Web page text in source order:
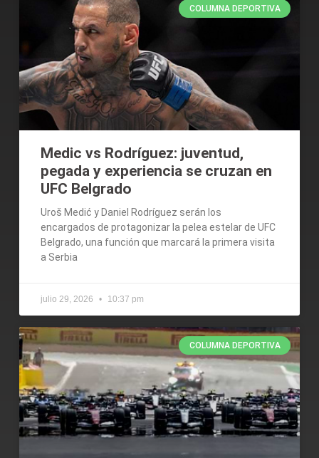
COLUMNA DEPORTIVA
Medic vs Rodríguez: juventud,
pegada y experiencia se cruzan en
UFC Belgrado
Uroš Medić y Daniel Rodríguez serán los
encargados de protagonizar la pelea estelar de UFC
Belgrado, una función que marcará la primera visita
a Serbia
julio 29, 2026 10:37 pm
COLUMNA DEPORTIVA